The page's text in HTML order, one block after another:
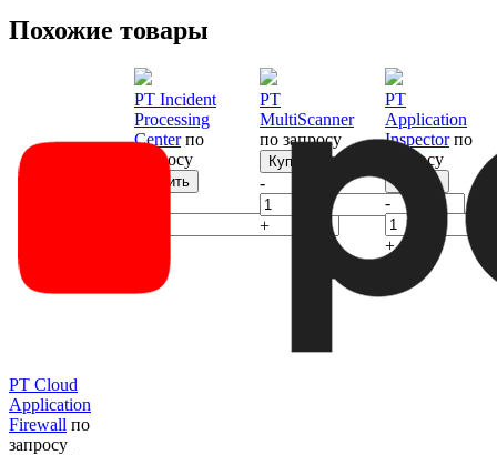
Похожие товары
PT Cloud
Application
Firewall по
запросу
PT Incident
Processing
Center по
запросу
Купить
PT
MultiScanner
по запросу
Купить
-
+
PT
Application
Inspector по
запросу
Купить
-
+